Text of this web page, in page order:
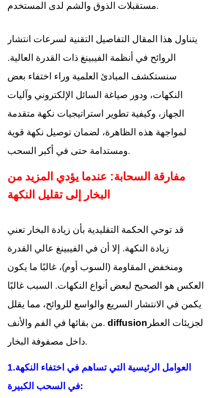
مستقبلات الذوق والشم لدى المستخدم.
يتناول هذا المقال التفاصيل التقنية لسرعات انتشار
الروائح في أنظمة الفيبينغ ذات القدرة العالية.
سنستكشف المبادئ العلمية وراء اختفاء بعض
النكهات، ودور صياغة السائل الإلكتروني وآليات
الجهاز، وكيفية تطوير استراتيجيات نكهة متقدمة
لمواجهة هذه الظاهرة، لضمان توصيل نكهة قوية
ومستدامة حتى في أكبر السحب.
مفارقة السحابة: عندما يؤدي المزيد من
البخار إلى تقليل النكهة
قد توحي الحكمة التقليدية بأن زيادة البخار تعني
زيادة النكهة. إلا أن في الفيبينغ عالي القدرة
ومنخفض المقاومة (السوب أوم)، غالبًا ما يكون
العكس هو الصحيح لبعض أنواع النكهات. السبب غالبًا
يكمن في الانتشار السريع والواسع للروائح، مما يقلل
من بقائها في الفم والأنف. diffusion لجزيئات العطر
داخل مصفوفة البخار.
1.العوامل الرئيسية التي تساهم في اختفاء النكهة
في السحب الكبيرة: